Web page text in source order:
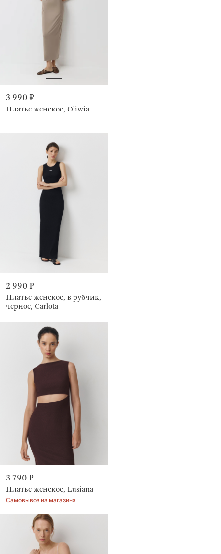
3 990 ₽
Платье женское, Oliwia
2 990 ₽
Платье женское, в рубчик,
черное, Carlota
3 790 ₽
Платье женское, Lusiana
Самовывоз из магазина